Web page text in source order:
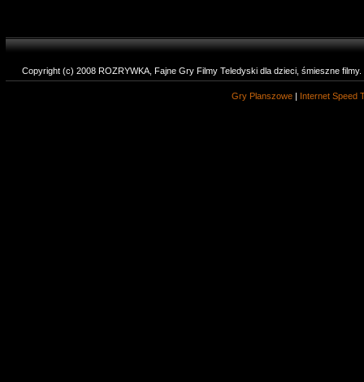
Copyright (c) 2008 ROZRYWKA, Fajne Gry Filmy Teledyski dla dzieci, śmieszne
Gry Planszowe | Internet Speed